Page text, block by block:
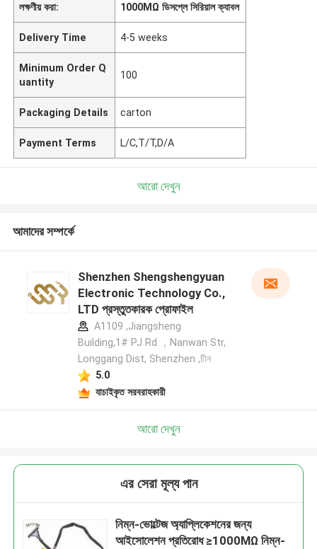
লক্ষণীয় করা: 1000MΩ ডিসপ্লে সিরিয়াল ক্যাবল
Delivery Time 4-5 weeks
Minimum Order Q
uantity
100
Packaging Details carton
Payment Terms L/C,T/T,D/A
আরো দেখুন
আমাদের সম্পর্কে
Shenzhen Shengshengyuan
Electronic Technology Co.,
LTD প্রস্তুতকারক প্রোফাইল
A1109 ,Jiangsheng
Building,1# PJ Rd ，Nanwan Str,
Longgang Dist, Shenzhen ,চীন
5.0
যাচাইকৃত সরবরাহকারী
আরো দেখুন
এর সেরা মূল্য পান
নিম্ন-ভোল্টেজ অ্যাপ্লিকেশনের জন্য
আইসোলেশন প্রতিরোধ ≥1000MΩ নিম্ন-